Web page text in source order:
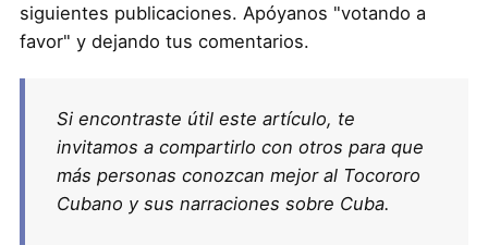
siguientes publicaciones. Apóyanos "votando a
favor" y dejando tus comentarios.
Si encontraste útil este artículo, te
invitamos a compartirlo con otros para que
más personas conozcan mejor al Tocororo
Cubano y sus narraciones sobre Cuba.